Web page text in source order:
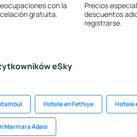
con la
gratuita.
Precios
descuentos
registrarse.
eSky
Hotele en Fethiye Hotele
Marmara Adasi